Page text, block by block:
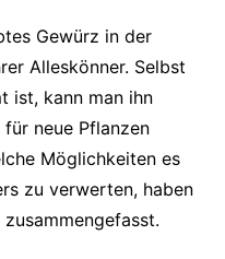
Gewürz in der
Alleskönner. Selbst
ist, kann man ihn
neue Pflanzen
Möglichkeiten es
zu verwerten, haben